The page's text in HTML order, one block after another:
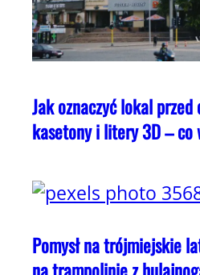
Jak oznaczyć lokal
kasetony i litery 3D – co
Pomysł na trójmiejskie